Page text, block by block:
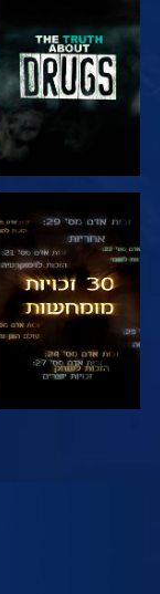
צפה